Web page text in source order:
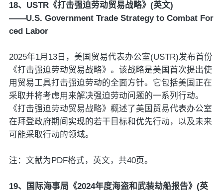
18、USTR《打击强迫劳动贸易战略》(英文)
——U.S. Government Trade Strategy to Combat For
ced Labor
2025年1月13日，美国贸易代表办公室(USTR)发布首份
《打击强迫劳动贸易战略》。该战略是美国首次提出使
用贸易工具打击强迫劳动的全面方针。它包括美国正在
采取并将考虑用来解决强迫劳动问题的一系列行动。
《打击强迫劳动贸易战略》概述了美国贸易代表办公室
在拜登政府期间实现的若干目标和优先行动，以及未来
可能采取行动的领域。
注：文献为PDF格式，英文，共40页。
19、国际海事局《2024年度海盗和武装劫船报告》(英